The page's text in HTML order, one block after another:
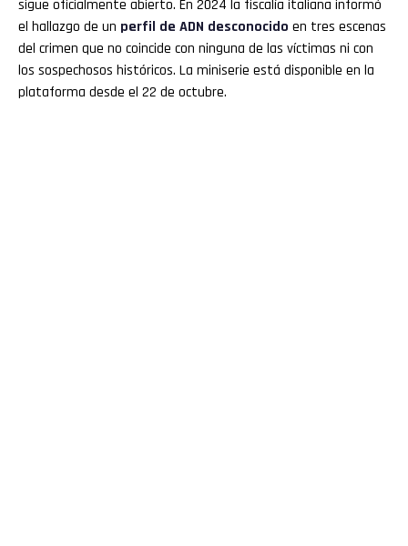
sigue oficialmente abierto. En 2024 la fiscalía italiana informó
el hallazgo de un perfil de ADN desconocido en tres escenas
del crimen que no coincide con ninguna de las víctimas ni con
los sospechosos históricos. La miniserie está disponible en la
plataforma desde el 22 de octubre.